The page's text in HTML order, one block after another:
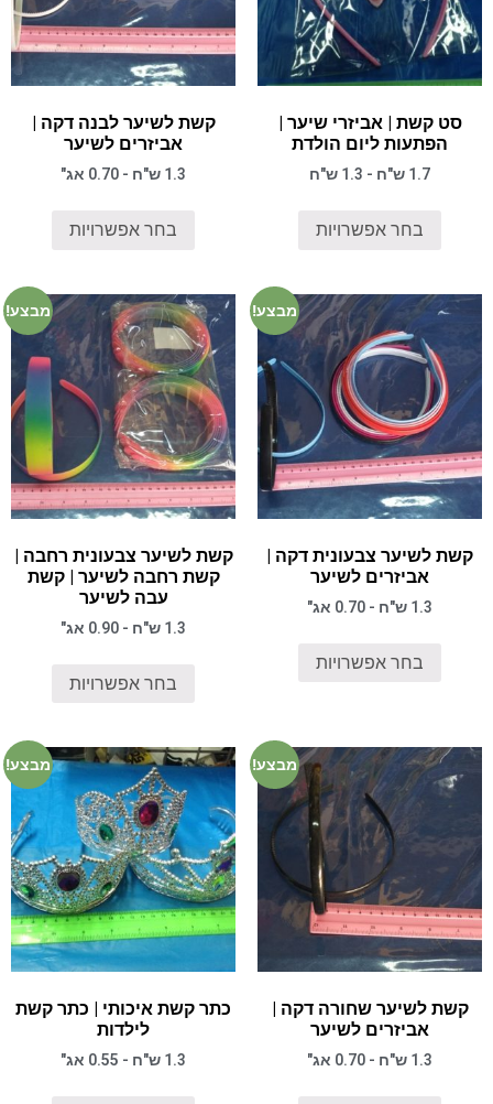
סט קשת | אביזרי שיער |
הפתעות ליום הולדת
1.7 ש"ח - 1.3 ש"ח
בחר אפשרויות
קשת לשיער לבנה דקה |
אביזרים לשיער
1.3 ש"ח - 0.70 אג"
בחר אפשרויות
מבצע!
קשת לשיער צבעונית דקה |
אביזרים לשיער
1.3 ש"ח - 0.70 אג"
בחר אפשרויות
מבצע!
קשת לשיער צבעונית רחבה |
קשת רחבה לשיער | קשת
עבה לשיער
1.3 ש"ח - 0.90 אג"
בחר אפשרויות
מבצע!
קשת לשיער שחורה דקה |
אביזרים לשיער
1.3 ש"ח - 0.70 אג"
מבצע!
כתר קשת איכותי | כתר קשת
לילדות
1.3 ש"ח - 0.55 אג"